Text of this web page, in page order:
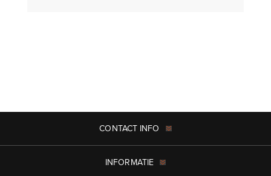
CONTACT INFO
INFORMATIE